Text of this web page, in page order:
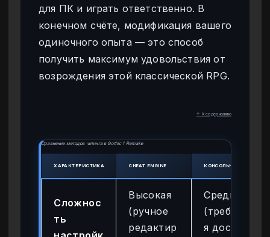
для ПК и играть ответственно. В
конечном счёте, модификация вашего
одиночного опыта — это способ
получить максимум удовольствия от
возрождения этой классической RPG.
↑ К содержанию
Сравнение методов читинга в Gothic 1 Remake
ХАРАКТЕРИСТИКА CHEAT ENGINE КОНСОЛЬНЫЕ КОМАНДЫ
Сложнос
ть
Высокая
(ручное
редактир
Средняя
(требуетс
я доступ